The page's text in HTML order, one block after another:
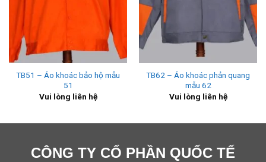
TB51 – Áo khoác bảo hộ mẫu
51
Vui lòng liên hệ
TB62 – Áo khoác phản quang
mẫu 62
Vui lòng liên hệ
CÔNG TY CỔ PHẦN QUỐC TẾ